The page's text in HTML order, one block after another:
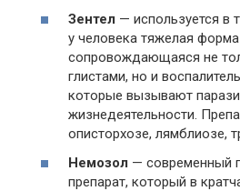
Зентел — используется в
у человека тяжелая
сопровождающаяся не
глистами, но и
которые вызывают
жизнедеятельности.
описторхозе, лямблиозе,
Немозол — современный
препарат, который в